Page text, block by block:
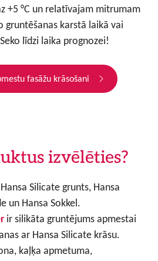
+5 °C un relatīvajam mitrumam
gruntēšanas karstā laikā vai
līdzi laika prognozei!
fasāžu krāsošani
izvēlēties?
Silicate grunts, Hansa
un Hansa Sokkel.
ir silikāta gruntējums apmestai
ar Hansa Silicate krāsu.
kaļķa apmetuma,